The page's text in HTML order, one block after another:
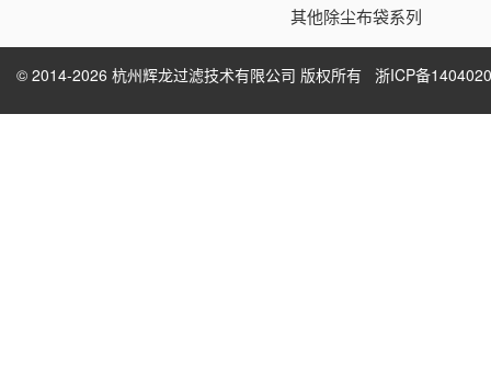
其他除尘布袋系列
© 2014-2026 杭州辉龙过滤技术有限公司 版权所有 浙ICP备